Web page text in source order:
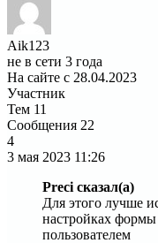
Aik123
не в сети 3 года
На сайте с 28.04.2023
Участник
Тем 11
Сообщения 22
4
3 мая 2023 11:26
Preci сказал(а)
Для этого лучше
настройках
пользователем